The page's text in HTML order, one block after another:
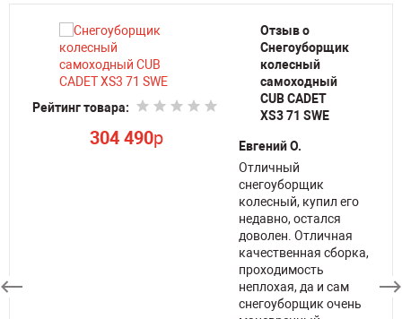
Рейтинг товара:
304 490p
Отзыв о
Снегоуборщик
колесный
самоходный
CUB CADET
XS3 71 SWE
Евгений О.
Отличный
снегоуборщик
колесный, купил его
недавно, остался
доволен. Отличная
качественная сборка,
проходимость
неплохая, да и сам
снегоуборщик очень